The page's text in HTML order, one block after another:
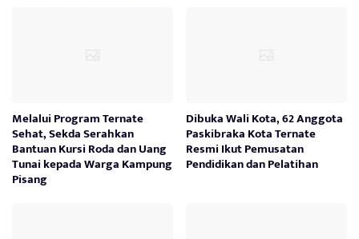
Melalui Program Ternate
Sehat, Sekda Serahkan
Bantuan Kursi Roda dan Uang
Tunai kepada Warga Kampung
Pisang
Dibuka Wali Kota, 62 Anggota
Paskibraka Kota Ternate
Resmi Ikut Pemusatan
Pendidikan dan Pelatihan